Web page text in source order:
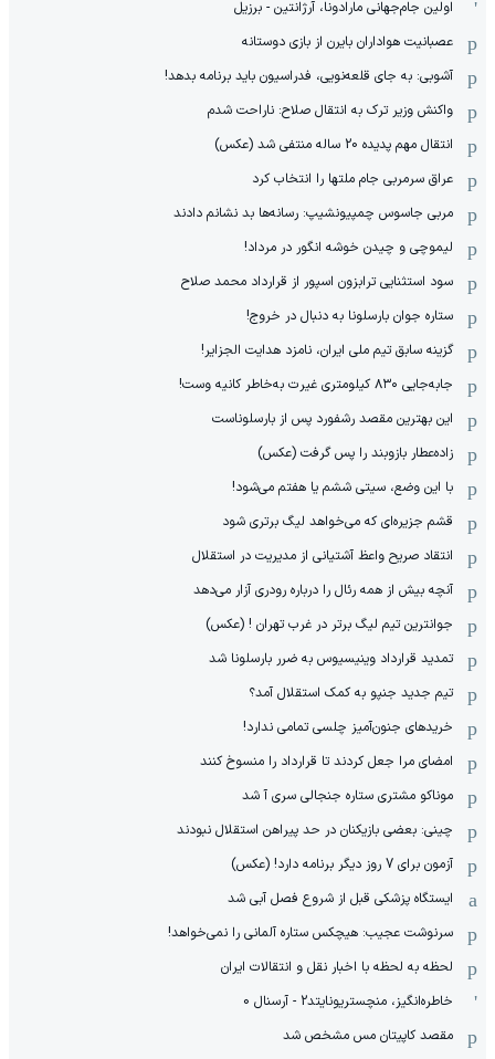
اولین جام‌جهانی مارادونا، آرژانتین - برزیل
عصبانیت هواداران بایرن از بازی دوستانه
آشوبی: به جای قلعه‌نویی، فدراسیون باید برنامه بدهد!
واکنش وزیر ترک به انتقال صلاح: ناراحت شدم
انتقال مهم پدیده 20 ساله منتفی شد (عکس)
عراق سرمربی جام ملتها را انتخاب کرد
مربی جاسوس چمپیونشیپ: رسانه‌ها بد نشانم دادند
لیموچی و چیدن خوشه انگور در مرداد!
سود استثنایی ترابزون اسپور از قرارداد محمد صلاح
ستاره جوان بارسلونا به دنبال در خروج!
گزینه سابق تیم ملی ایران، نامزد هدایت الجزایر!
جابه‌جایی ۸۳۰ کیلومتری غیرت به‌خاطر کانیه وست!
این بهترین مقصد رشفورد پس از بارسلوناست
زاده‌عطار بازوبند را پس گرفت (عکس)
با این وضع، سیتی ششم یا هفتم می‌شود!
قشم جزیره‌ای که می‌خواهد لیگ برتری شود
انتقاد صریح واعظ آشتیانی از مدیریت در استقلال
آنچه بیش از همه رئال را درباره رودری آزار می‌دهد
جوانترین تیم لیگ برتر در غرب تهران ! (عکس)
تمدید قرارداد وینیسیوس به ضرر بارسلونا شد
تیم جدید جنپو به کمک استقلال آمد؟
خریدهای جنون‌آمیز چلسی تمامی ندارد!
امضای مرا جعل کردند تا قرارداد را منسوخ کنند
موناکو مشتری ستاره جنجالی سری آ شد
چینی: بعضی بازیکنان در حد پیراهن استقلال نبودند
آزمون برای 7 روز دیگر برنامه دارد! (عکس)
ایستگاه پزشکی قبل از شروع فصل آبی شد
سرنوشت عجیب: هیچکس ستاره آلمانی را نمی‌خواهد!
لحظه به لحظه با اخبار نقل و انتقالات ایران
خاطره‌انگیز، منچستریونایتد2 - آرسنال 0
مقصد کاپیتان مس مشخص شد